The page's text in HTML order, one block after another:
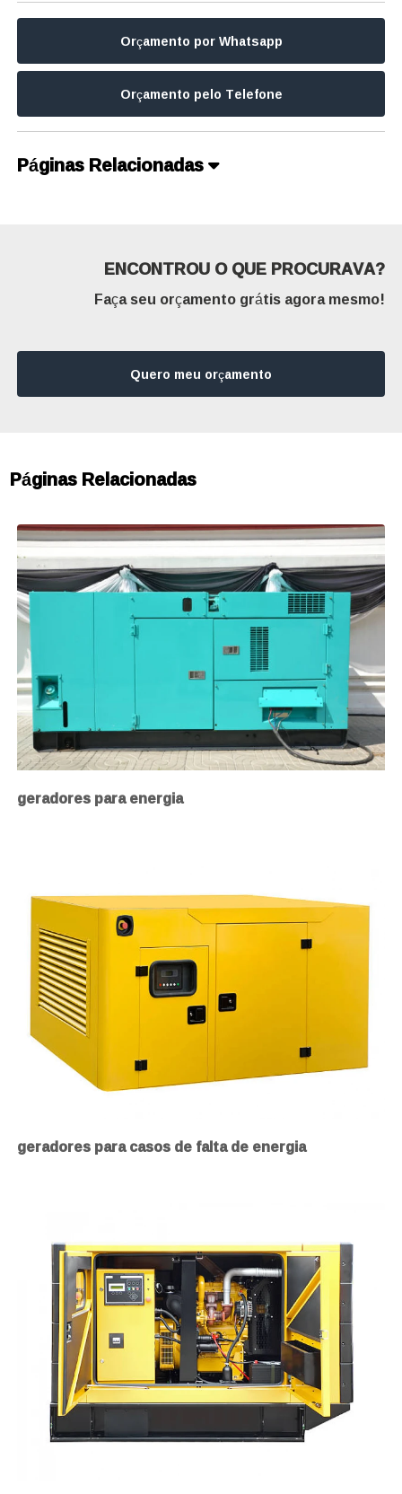
Orçamento por Whatsapp
Orçamento pelo Telefone
Páginas Relacionadas
ENCONTROU O QUE PROCURAVA?
Faça seu orçamento grátis agora mesmo!
Quero meu orçamento
Páginas Relacionadas
geradores para energia
geradores para casos de falta de energia